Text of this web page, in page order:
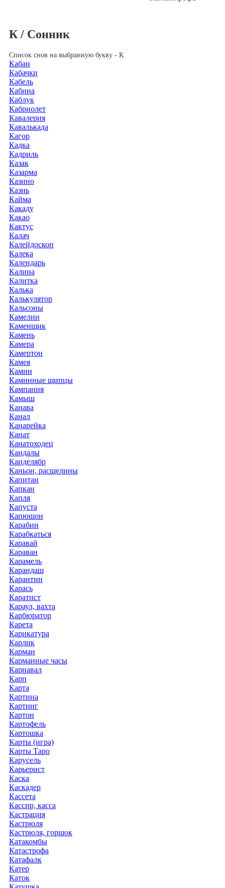
К / Сонник
Список снов на выбранную букву - К
Кабан
Кабачки
Кабель
Кабина
Каблук
Кабриолет
Кавалерия
Кавалькада
Кагор
Кадка
Кадриль
Казак
Казарма
Казино
Казнь
Кайма
Какаду
Какао
Кактус
Калач
Калейдоскоп
Калека
Календарь
Калина
Калитка
Калька
Калькулятор
Кальсоны
Камелии
Каменщик
Камень
Камера
Камертон
Камея
Камин
Каминные щипцы
Кампания
Камыш
Канава
Канал
Канарейка
Канат
Канатоходец
Кандалы
Канделябр
Каньон, расщелины
Капитан
Капкан
Капля
Капуста
Капюшон
Карабин
Карабкаться
Каравай
Караван
Карамель
Карандаш
Карантин
Карась
Каратист
Караул, вахта
Карбюратор
Карета
Карикатура
Карлик
Карман
Карманные часы
Карнавал
Карп
Карта
Картина
Картинг
Картон
Картофель
Картошка
Карты (игра)
Карты Таро
Карусель
Карьерист
Каска
Каскадер
Кассета
Кассир, касса
Кастрация
Кастрюля
Кастрюля, горшок
Катакомбы
Катастрофа
Катафалк
Катер
Каток